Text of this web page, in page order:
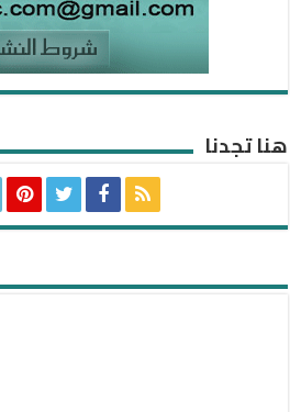
هنا تجدنا